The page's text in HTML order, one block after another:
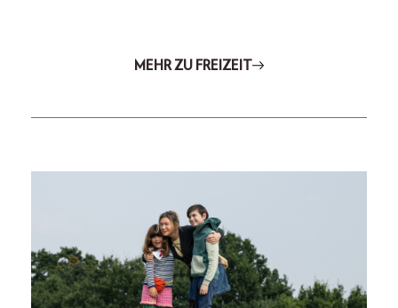
MEHR ZU FREIZEIT